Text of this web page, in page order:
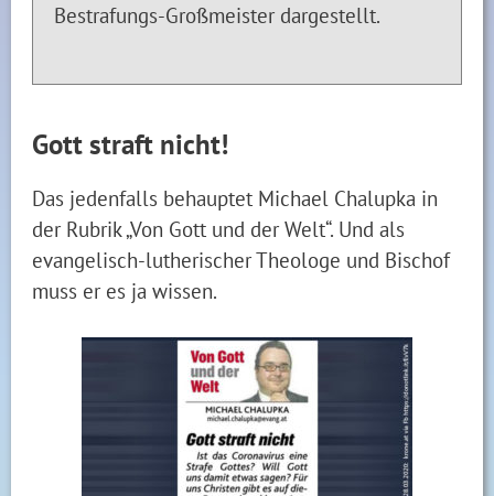
Bestrafungs-Großmeister dargestellt.
Gott straft nicht!
Das jedenfalls behauptet Michael Chalupka in
der Rubrik „Von Gott und der Welt“. Und als
evangelisch-lutherischer Theologe und Bischof
muss er es ja wissen.